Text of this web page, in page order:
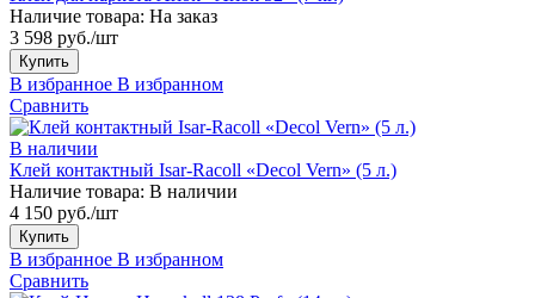
Наличие товара: На заказ
3 598 руб./шт
Купить
В избранное В избранном
Сравнить
В наличии
Клей контактный Isar-Racoll «Decol Vern» (5 л.)
Наличие товара: В наличии
4 150 руб./шт
Купить
В избранное В избранном
Сравнить